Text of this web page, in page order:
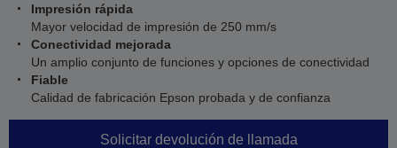
Impresión rápida
Mayor velocidad de impresión de 250 mm/s
Conectividad mejorada
Un amplio conjunto de funciones y opciones de conectividad
Fiable
Calidad de fabricación Epson probada y de confianza
Solicitar devolución de llamada